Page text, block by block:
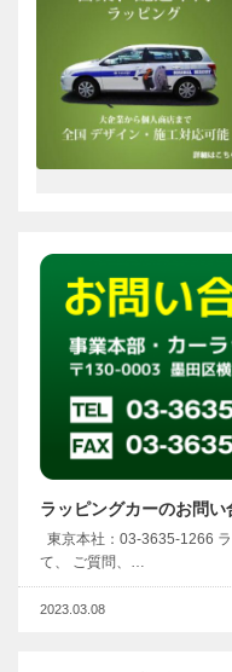
ラッピングカーのお問い
東京本社：03-3635-1266
て、 ご質問、…
2023.03.08